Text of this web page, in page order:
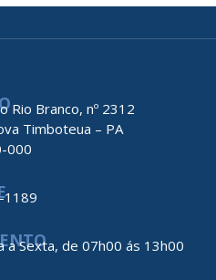
Rio Branco, nº 2312
Timboteua – PA
000
1189
a Sexta, de 07h00 ás 13h00